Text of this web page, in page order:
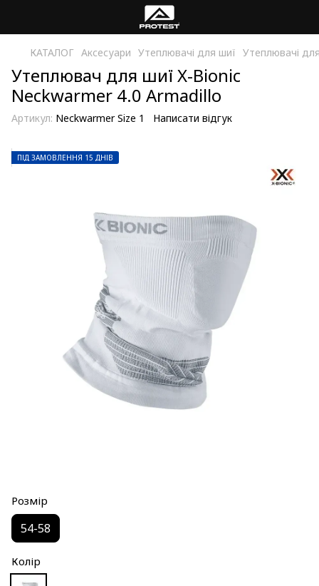
КАТАЛОГ Аксесуари Утеплювачі для шиї Утеплювачі
Утеплювач для шиї X-Bionic
Neckwarmer 4.0 Armadillo
Артикул: Neckwarmer Size 1 Написати відгук
ПІД ЗАМОВЛЕННЯ 15 ДНІВ
Розмір
54-58
Колір